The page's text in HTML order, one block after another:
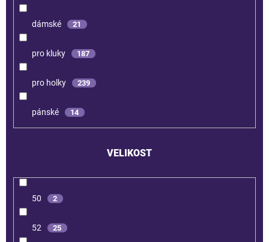
dámské 21
pro kluky 187
pro holky 239
pánské 14
VELIKOST
50 2
52 25